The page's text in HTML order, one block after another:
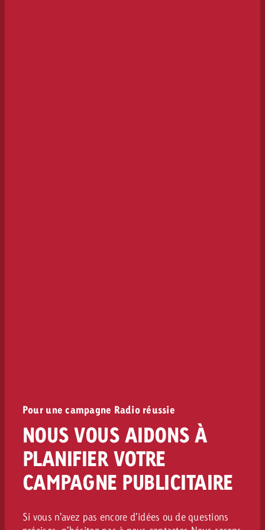
Pour une campagne Radio réussie
NOUS VOUS AIDONS À
PLANIFIER VOTRE
CAMPAGNE PUBLICITAIRE
Si vous n’avez pas encore d’idées ou de questions